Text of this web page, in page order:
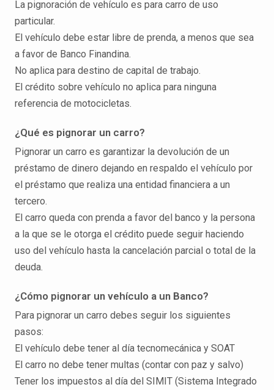
La pignoración de vehículo es para carro de uso
particular.
El vehículo debe estar libre de prenda, a menos que sea
a favor de Banco Finandina.
No aplica para destino de capital de trabajo.
El crédito sobre vehículo no aplica para ninguna
referencia de motocicletas.
¿Qué es pignorar un carro?
Pignorar un carro es garantizar la devolución de un
préstamo de dinero dejando en respaldo el vehículo por
el préstamo que realiza una entidad financiera a un
tercero.
El carro queda con prenda a favor del banco y la persona
a la que se le otorga el crédito puede seguir haciendo
uso del vehículo hasta la cancelación parcial o total de la
deuda.
¿Cómo pignorar un vehículo a un Banco?
Para pignorar un carro debes seguir los siguientes
pasos:
El vehículo debe tener al día tecnomecánica y SOAT
El carro no debe tener multas (contar con paz y salvo)
Tener los impuestos al día del SIMIT (Sistema Integrado